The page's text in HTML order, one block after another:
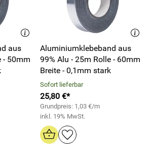
sorgt für lang anhaltende,
auch auf schlechteren
Temperaturen von -40°C bis
+150°C aushält, wird es häufig als
Abdichten, oder als Dampfsperre in
wie z. B. über Spülmaschinen
blankem Aluminium sorgt für
und Lichtstrahlen-Reflektion, was
dieses Aluminium-Klebebandes
aus
- 50mm
Aluminiumklebeband aus
99% Alu - 25m Rolle - 60mm
Breite - 0,1mm stark
Sofort lieferbar
25,80 €*
Grundpreis: 1,03 €/m
inkl. 19% MwSt.